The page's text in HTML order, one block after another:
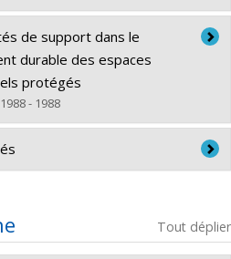
Papyrus
de support dans le
durable des espaces
protégés
- 1988
Papyrus
topographique et forme
Tout déplier